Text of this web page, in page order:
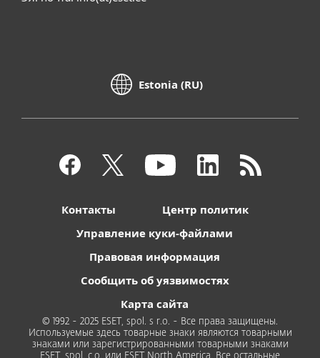
Estonia (RU)
Контакты
Центр политик
Управление куки-файлами
Правовая информация
Сообщить об уязвимостях
Карта сайта
© 1992 - 2025 ESET, spol. s r.o. - Все права защищены.
Используемые здесь товарные знаки являются товарными
знаками или зарегистрированными товарными знаками
ESET, spol. с.о. или ESET North America. Все остальные